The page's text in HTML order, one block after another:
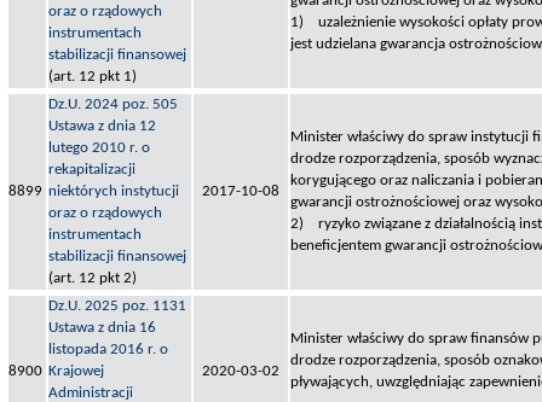
oraz o rządowych
instrumentach
stabilizacji finansowej
(art. 12 pkt 1)
1) uzależnienie wysokości opłaty
jest udzielana gwarancja
8899
Dz.U. 2024 poz. 505
Ustawa z dnia 12
lutego 2010 r. o
rekapitalizacji
niektórych instytucji
oraz o rządowych
instrumentach
stabilizacji finansowej
(art. 12 pkt 2)
2017-10-08
Minister właściwy do spraw instytucji
drodze rozporządzenia, sposób
korygującego oraz naliczania i
gwarancji ostrożnościowej oraz
2) ryzyko związane z działalnością
beneficjentem gwarancji
8900
Dz.U. 2025 poz. 1131
Ustawa z dnia 16
listopada 2016 r. o
Krajowej
Administracji
2020-03-02
Minister właściwy do spraw finansów
drodze rozporządzenia, sposób
pływających, uwzględniając